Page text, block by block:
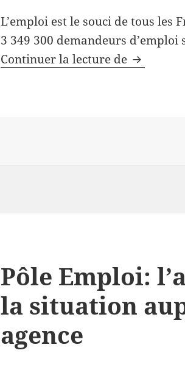
L’emploi est le souci de tous les
3 349 300 demandeurs d’emploi
Continuer la lecture de Moins de
Pôle Emploi:
la situation
agence